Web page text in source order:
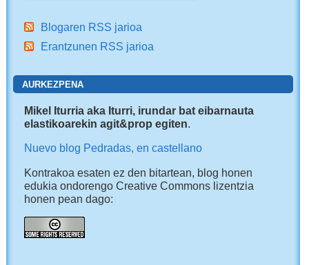
Blogaren RSS jarioa
Erantzunen RSS jarioa
AURKEZPENA
Mikel Iturria aka Iturri, irundar bat eibarnauta
elastikoarekin agit&prop egiten.
Nuevo blog Pedradas, en castellano
Kontrakoa esaten ez den bitartean, blog honen
edukia ondorengo Creative Commons lizentzia
honen pean dago: